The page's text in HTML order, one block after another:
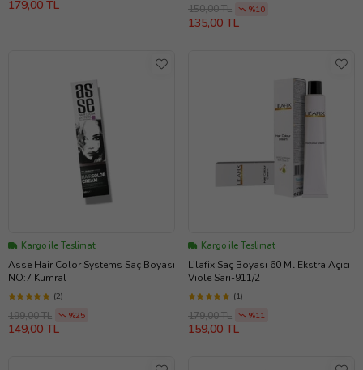
179,00 TL 150,00 TL %10
135,00 TL
Kargo ile Teslimat
Asse Hair Color Systems Saç Boyası
NO:7 Kumral
(2)
199,00 TL %25
149,00 TL
Kargo ile Teslimat
Lilafix Saç Boyası 60 Ml Ekstra Açıcı
Viole Sarı-911/2
(1)
179,00 TL %11
159,00 TL